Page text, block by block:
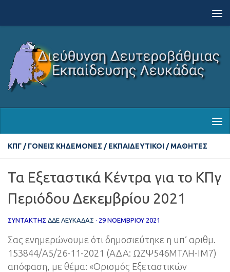
ΚΠΓ / ΓΟΝΕΊΣ ΚΗΔΕΜΌΝΕΣ / ΕΚΠΑΙΔΕΥΤΙΚΟΊ / ΜΑΘΗΤΈΣ
Τα Εξεταστικά Κέντρα για το ΚΠγ
Περιόδου Δεκεμβρίου 2021
ΣΥΝΤΆΚΤΗΣ ΔΔΕ ΛΕΥΚΑΔΑΣ · 29 ΝΟΕΜΒΡΊΟΥ 2021
Σας ενημερώνουμε ότι δημοσιεύτηκε η υπ’ αριθμ.
153844/A5/26-11-2021 (ΑΔΑ: ΩΖΨ546ΜΤΛΗ-ΙΜ7)
απόφαση, με θέμα: «Ορισμός Εξεταστικών